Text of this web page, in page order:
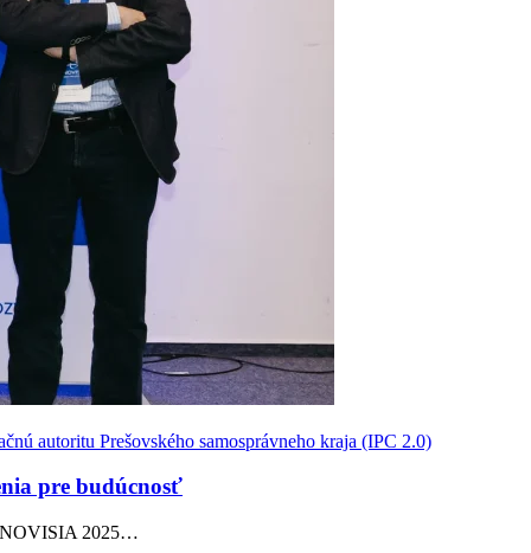
autoritu Prešovského samosprávneho kraja (IPC 2.0)
pre budúcnosť
INOVISIA 2025…